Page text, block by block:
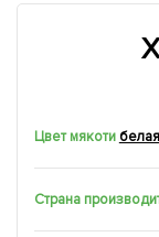
Цвет мякоти белая
Страна